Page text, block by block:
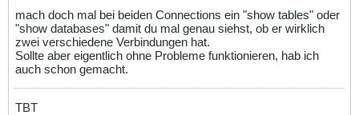
mach doch mal bei beiden Connections ein "show tables" oder
"show databases" damit du mal genau siehst, ob er wirklich
zwei verschiedene Verbindungen hat.
Sollte aber eigentlich ohne Probleme funktionieren, hab ich
auch schon gemacht.
TBT